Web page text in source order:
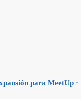
para MeetUp ·